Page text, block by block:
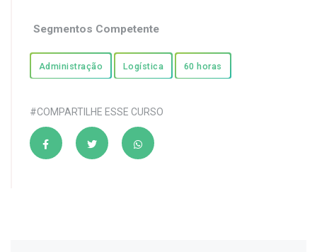
Segmentos Competente
Administração Logística 60 horas
#COMPARTILHE ESSE CURSO